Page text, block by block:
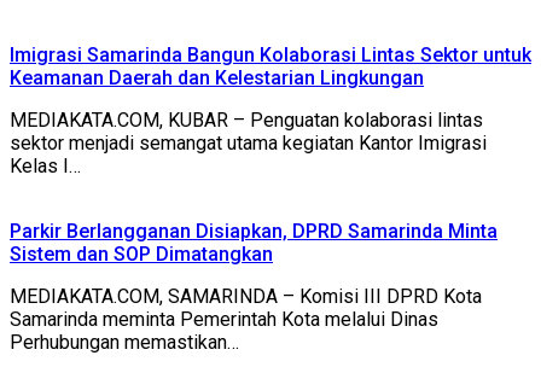
Imigrasi Samarinda Bangun Kolaborasi Lintas Sektor untuk
Keamanan Daerah dan Kelestarian Lingkungan
MEDIAKATA.COM, KUBAR – Penguatan kolaborasi lintas
sektor menjadi semangat utama kegiatan Kantor Imigrasi
Kelas I…
Parkir Berlangganan Disiapkan, DPRD Samarinda Minta
Sistem dan SOP Dimatangkan
MEDIAKATA.COM, SAMARINDA – Komisi III DPRD Kota
Samarinda meminta Pemerintah Kota melalui Dinas
Perhubungan memastikan…